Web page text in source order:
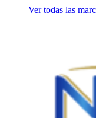
Ver todas las